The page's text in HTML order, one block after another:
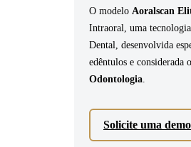
O modelo Aoralscan
Intraoral, uma
Dental, desenvolvida
edêntulos e considerada
Odontologia
Solicite uma